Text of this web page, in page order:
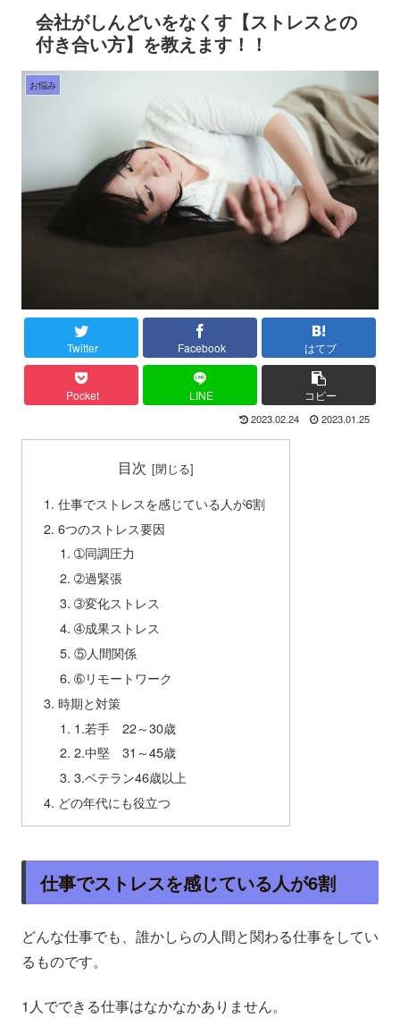
会社がしんどいをなくす【ストレスとの
付き合い方】を教えます！！
お悩み
Twitter Facebook はてブ
Pocket LINE コピー
2023.02.24 2023.01.25
目次
仕事でストレスを感じている人が6割
6つのストレス要因
➀同調圧力
➁過緊張
➂変化ストレス
➃成果ストレス
⑤人間関係
➅リモートワーク
時期と対策
1.若手 22～30歳
2.中堅 31～45歳
3.ベテラン46歳以上
どの年代にも役立つ
仕事でストレスを感じている人が6割
どんな仕事でも、誰かしらの人間と関わる仕事をしてい
るものです。
1人でできる仕事はなかなかありません。